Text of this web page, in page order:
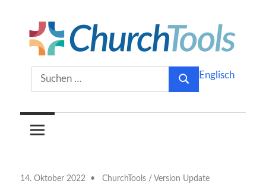
Inhalt
springen
ChurchTools
Blog
(Deutsch)
KircheSuchen
nach:
Suchen
Englisch
14. Oktober 2022 ChurchTools / Version Update